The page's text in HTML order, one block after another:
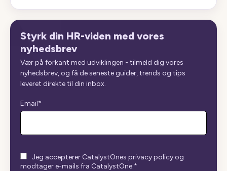
Styrk din HR-viden med vores
nyhedsbrev
Vær på forkant med udviklingen - tilmeld dig vores
nyhedsbrev, og få de seneste guider, trends og tips
leveret direkte til din inbox.
Email*
Jeg accepterer CatalystOnes privacy policy og
modtager e-mails fra CatalystOne.*